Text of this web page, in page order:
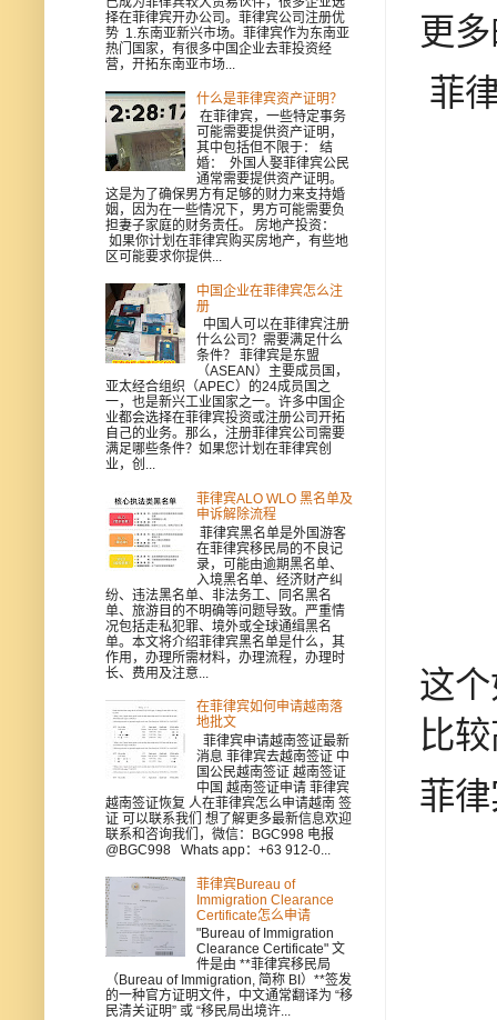
更
菲
这
比
菲
择在菲律宾开办公司。菲律宾公司注册优
势 1.东南亚新兴市场。菲律宾作为东南亚
热门国家，有很多中国企业去菲投资经
营，开拓东南亚市场...
什么是菲律宾资产证明？
在菲律宾，一些特定事务
可能需要提供资产证明，
其中包括但不限于： 结
婚： 外国人娶菲律宾公民
通常需要提供资产证明。
这是为了确保男方有足够的财力来支持婚
姻，因为在一些情况下，男方可能需要负
担妻子家庭的财务责任。 房地产投资：
如果你计划在菲律宾购买房地产，有些地
区可能要求你提供...
中国企业在菲律宾怎么注
册
中国人可以在菲律宾注册
什么公司？需要满足什么
条件？ 菲律宾是东盟
（ASEAN）主要成员国，
亚太经合组织（APEC）的24成员国之
一，也是新兴工业国家之一。许多中国企
业都会选择在菲律宾投资或注册公司开拓
自己的业务。那么，注册菲律宾公司需要
满足哪些条件？如果您计划在菲律宾创
业，创...
菲律宾ALO WLO 黑名单及
申诉解除流程
菲律宾黑名单是外国游客
在菲律宾移民局的不良记
录，可能由逾期黑名单、
入境黑名单、经济财产纠
纷、违法黑名单、非法务工、同名黑名
单、旅游目的不明确等问题导致。严重情
况包括走私犯罪、境外或全球通缉黑名
单。本文将介绍菲律宾黑名单是什么，其
作用，办理所需材料，办理流程，办理时
长、费用及注意...
在菲律宾如何申请越南落
地批文
菲律宾申请越南签证最新
消息 菲律宾去越南签证 中
国公民越南签证 越南签证
中国 越南签证申请 菲律宾
越南签证恢复 人在菲律宾怎么申请越南 签
证 可以联系我们 想了解更多最新信息欢迎
联系和咨询我们，微信：BGC998 电报
@BGC998 Whats app：+63 912-0...
菲律宾Bureau of
Immigration Clearance
Certificate怎么申请
"Bureau of Immigration
Clearance Certificate" 文
件是由 **菲律宾移民局
（Bureau of Immigration, 简称 BI）**签发
的一种官方证明文件，中文通常翻译为 “移
民清关证明” 或 “移民局出境许...